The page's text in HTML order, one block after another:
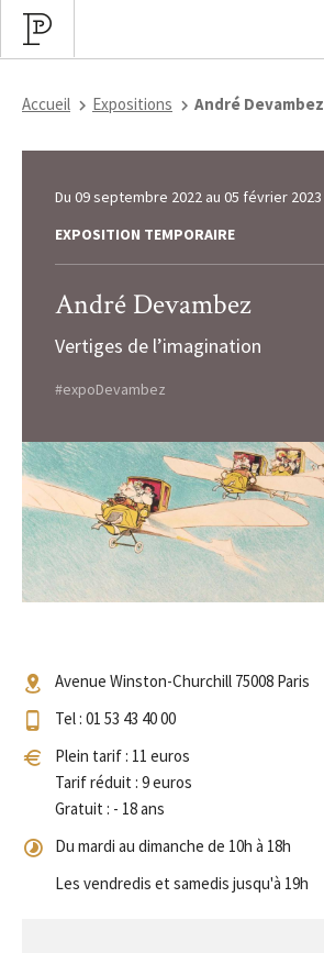
Accueil Expositions André Devambez
Du 09 septembre 2022 au 05 février 2023
EXPOSITION TEMPORAIRE
André Devambez
Vertiges de l’imagination
#expoDevambez
Avenue Winston-Churchill 75008 Paris
Tel : 01 53 43 40 00
Plein tarif : 11 euros
Tarif réduit : 9 euros
Gratuit : - 18 ans
Du mardi au dimanche de 10h à 18h
Les vendredis et samedis jusqu'à 19h